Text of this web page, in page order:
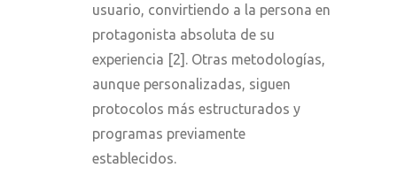
usuario, convirtiendo a la persona en
protagonista absoluta de su
experiencia [2]. Otras metodologías,
aunque personalizadas, siguen
protocolos más estructurados y
programas previamente
establecidos.